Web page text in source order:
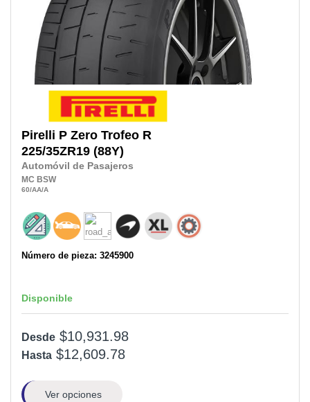
Pirelli P Zero Trofeo R
225/35ZR19 (88Y)
Automóvil de Pasajeros
MC BSW
60/AA/A
Número de pieza: 3245900
Disponible
Desde $10,931.98
Hasta $12,609.78
Ver opciones